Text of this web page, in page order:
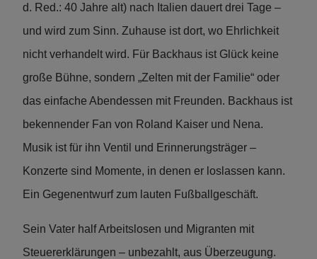
d. Red.: 40 Jahre alt) nach Italien dauert drei Tage –
und wird zum Sinn. Zuhause ist dort, wo Ehrlichkeit
nicht verhandelt wird. Für Backhaus ist Glück keine
große Bühne, sondern „Zelten mit der Familie“ oder
das einfache Abendessen mit Freunden. Backhaus ist
bekennender Fan von Roland Kaiser und Nena.
Musik ist für ihn Ventil und Erinnerungsträger –
Konzerte sind Momente, in denen er loslassen kann.
Ein Gegenentwurf zum lauten Fußballgeschäft.
Sein Vater half Arbeitslosen und Migranten mit
Steuererklärungen – unbezahlt, aus Überzeugung.